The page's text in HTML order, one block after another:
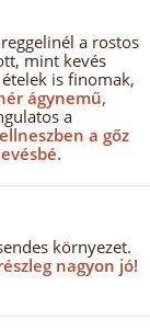
a rostos
mint kevés
is finomak,
ágynemű,
a
a gőz
környezet.
nagyon jó!